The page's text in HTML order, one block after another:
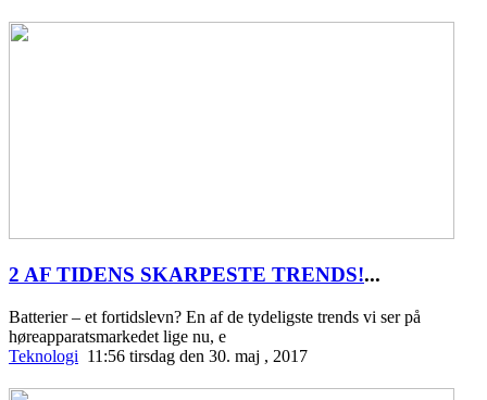
2 AF TIDENS SKARPESTE TRENDS!...
Batterier – et fortidslevn? En af de tydeligste trends vi ser på
høreapparatsmarkedet lige nu, e
Teknologi 11:56 tirsdag den 30. maj , 2017